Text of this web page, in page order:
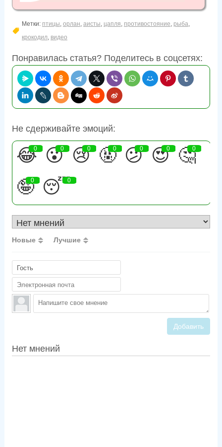
Метки: птицы, орлан, аисты, цапля, противостояние, рыба,
крокодил, видео
Понравилась статья? Поделитесь в соцсетях:
Не сдерживайте эмоций:
😂
0 😮
0 😢
0 🤬
0 😕
0 😍
0 🤔
0
🤪
0 😴
0
Новые Лучшие
Добавить
Нет мнений